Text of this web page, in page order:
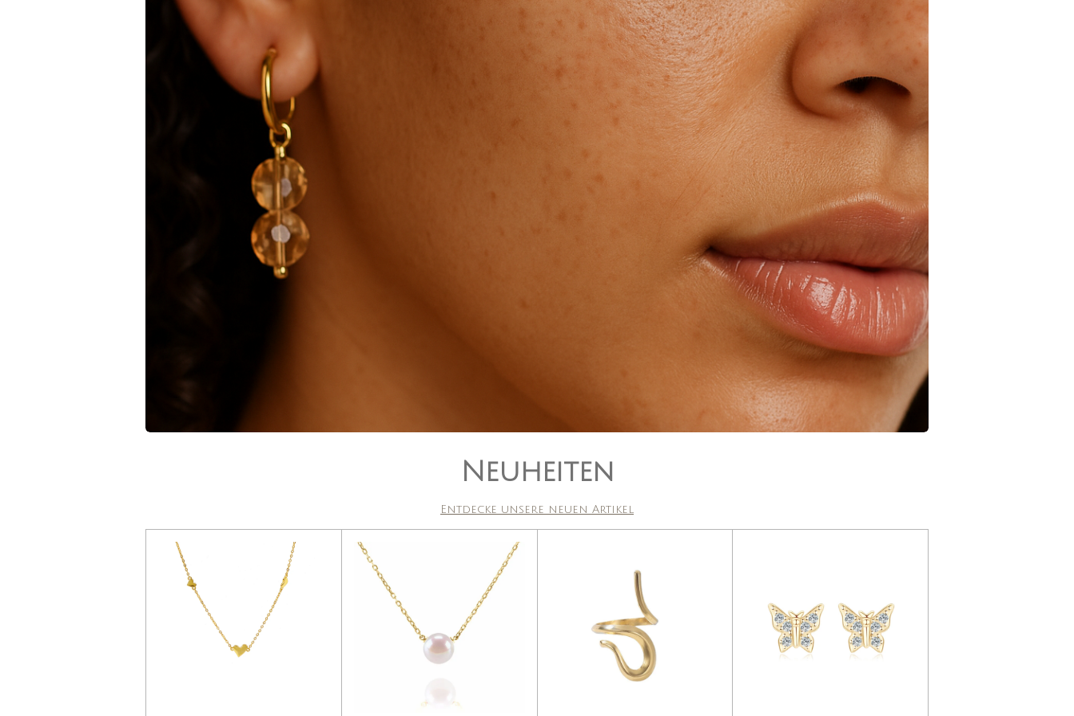
Neuheiten
Entdecke unsere neuen Artikel